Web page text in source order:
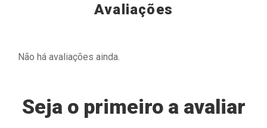
Avaliações
Não há avaliações ainda.
Seja o primeiro a avaliar